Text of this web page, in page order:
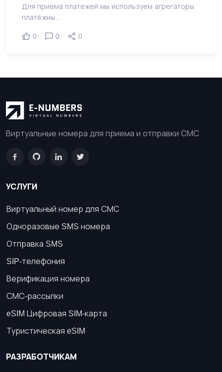
Для приема платежей мы используем агрегаторы
платёжны...
0 0 0
Виртуальные номера для приема и отправки СМС
УСЛУГИ
Виртуальный номер для СМС
Одноразовые SMS номера
Отправка SMS
SIP-телефония
Верификация номера
СМС-рассылки
eSIM Цифровая SIM-карта
Туристическая eSIM
РАЗРАБОТЧИКАМ